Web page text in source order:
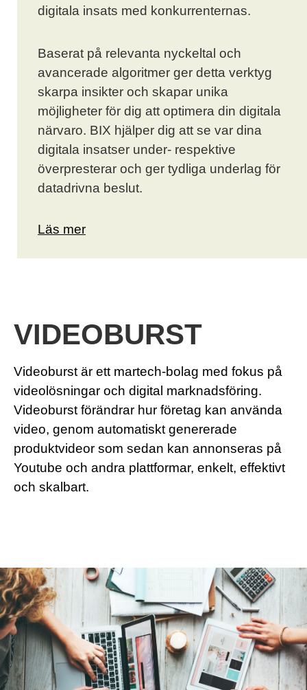
digitala insats med konkurrenternas.
Baserat på relevanta nyckeltal och
avancerade algoritmer ger detta verktyg
skarpa insikter och skapar unika
möjligheter för dig att optimera din digitala
närvaro. BIX hjälper dig att se var dina
digitala insatser under- respektive
överpresterar och ger tydliga underlag för
datadrivna beslut.
Läs mer
VIDEOBURST
Videoburst är ett martech-bolag med fokus på
videolösningar och digital marknadsföring.
Videoburst förändrar hur företag kan använda
video, genom automatiskt genererade
produktvideor som sedan kan annonseras på
Youtube och andra plattformar, enkelt, effektivt
och skalbart.